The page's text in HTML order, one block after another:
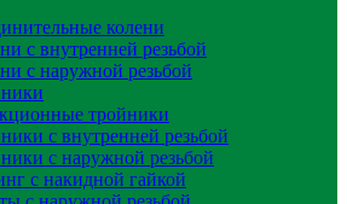
колени
с внутренней резьбой
с наружной резьбой
тройники
с внутренней резьбой
с наружной резьбой
с накидной гайкой